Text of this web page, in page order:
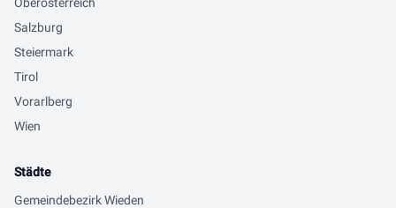
Salzburg
Steiermark
Tirol
Vorarlberg
Wien
Städte
Gemeindebezirk Wieden